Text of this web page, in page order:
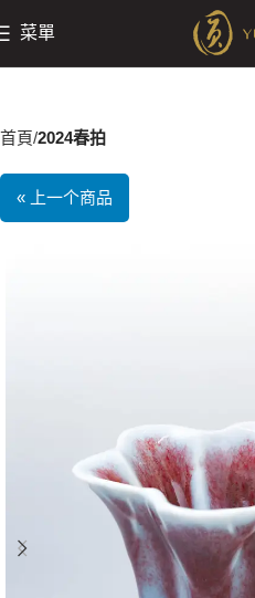
菜單
首頁 2024春拍
« 上一个商品